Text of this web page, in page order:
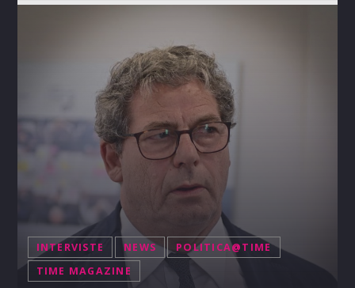
INTERVISTE NEWS
POLITICA@TIME
TIME MAGAZINE